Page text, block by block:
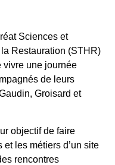
Sciences et
Restauration (STHR)
vivre une journée
de leurs
Groisard et
objectif de faire
les métiers d’un site
rencontres